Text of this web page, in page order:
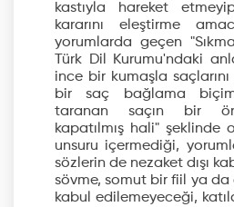
kastıyla hareket
kararını eleştirme
yorumlarda geçen
Türk Dil Kurumu'ndaki
ince bir kumaşla saçlarını
bir saç bağlama
taranan saçın bir
kapatılmış hali" şeklinde
unsuru içermediği,
sözlerin de nezaket dışı
sövme, somut bir fiil ya da
kabul edilemeyeceği,